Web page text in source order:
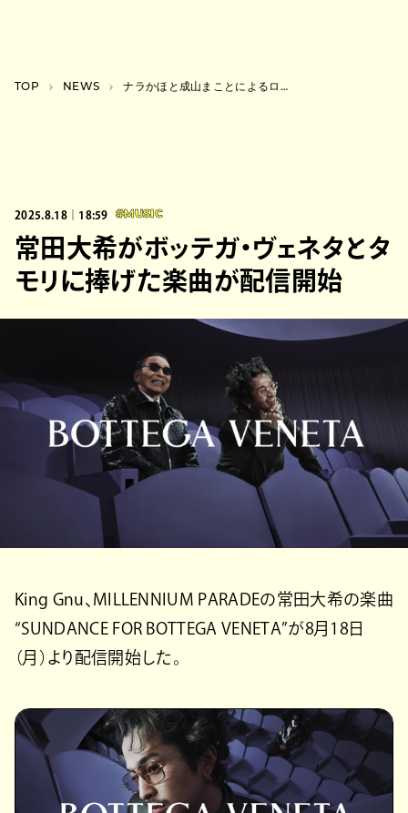
TOP NEWS ナラかほと成山まことによるロマネスク実験、新曲”わがままキラー”を配信リリース
2025.8.18｜18:59 #MUSIC
常田大希がボッテガ・ヴェネタとタ
モリに捧げた楽曲が配信開始
King Gnu、MILLENNIUM PARADEの常田大希の楽曲
“SUNDANCE FOR BOTTEGA VENETA”が8月18日
（月）より配信開始した。